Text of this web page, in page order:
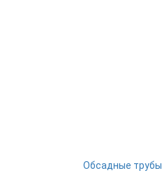
Обсадные трубы